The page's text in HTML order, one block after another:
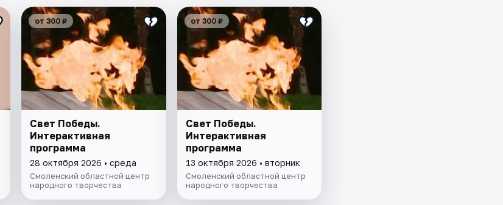
от 300 ₽
Свет Победы.
Интерактивная
программа
28 октября 2026 • среда
Смоленский областной центр
народного творчества
от 300 ₽
Свет Победы.
Интерактивная
программа
13 октября 2026 • вторник
Смоленский областной центр
народного творчества